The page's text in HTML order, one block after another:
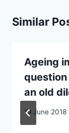
Similar
Ageing
an old
19 June 2018